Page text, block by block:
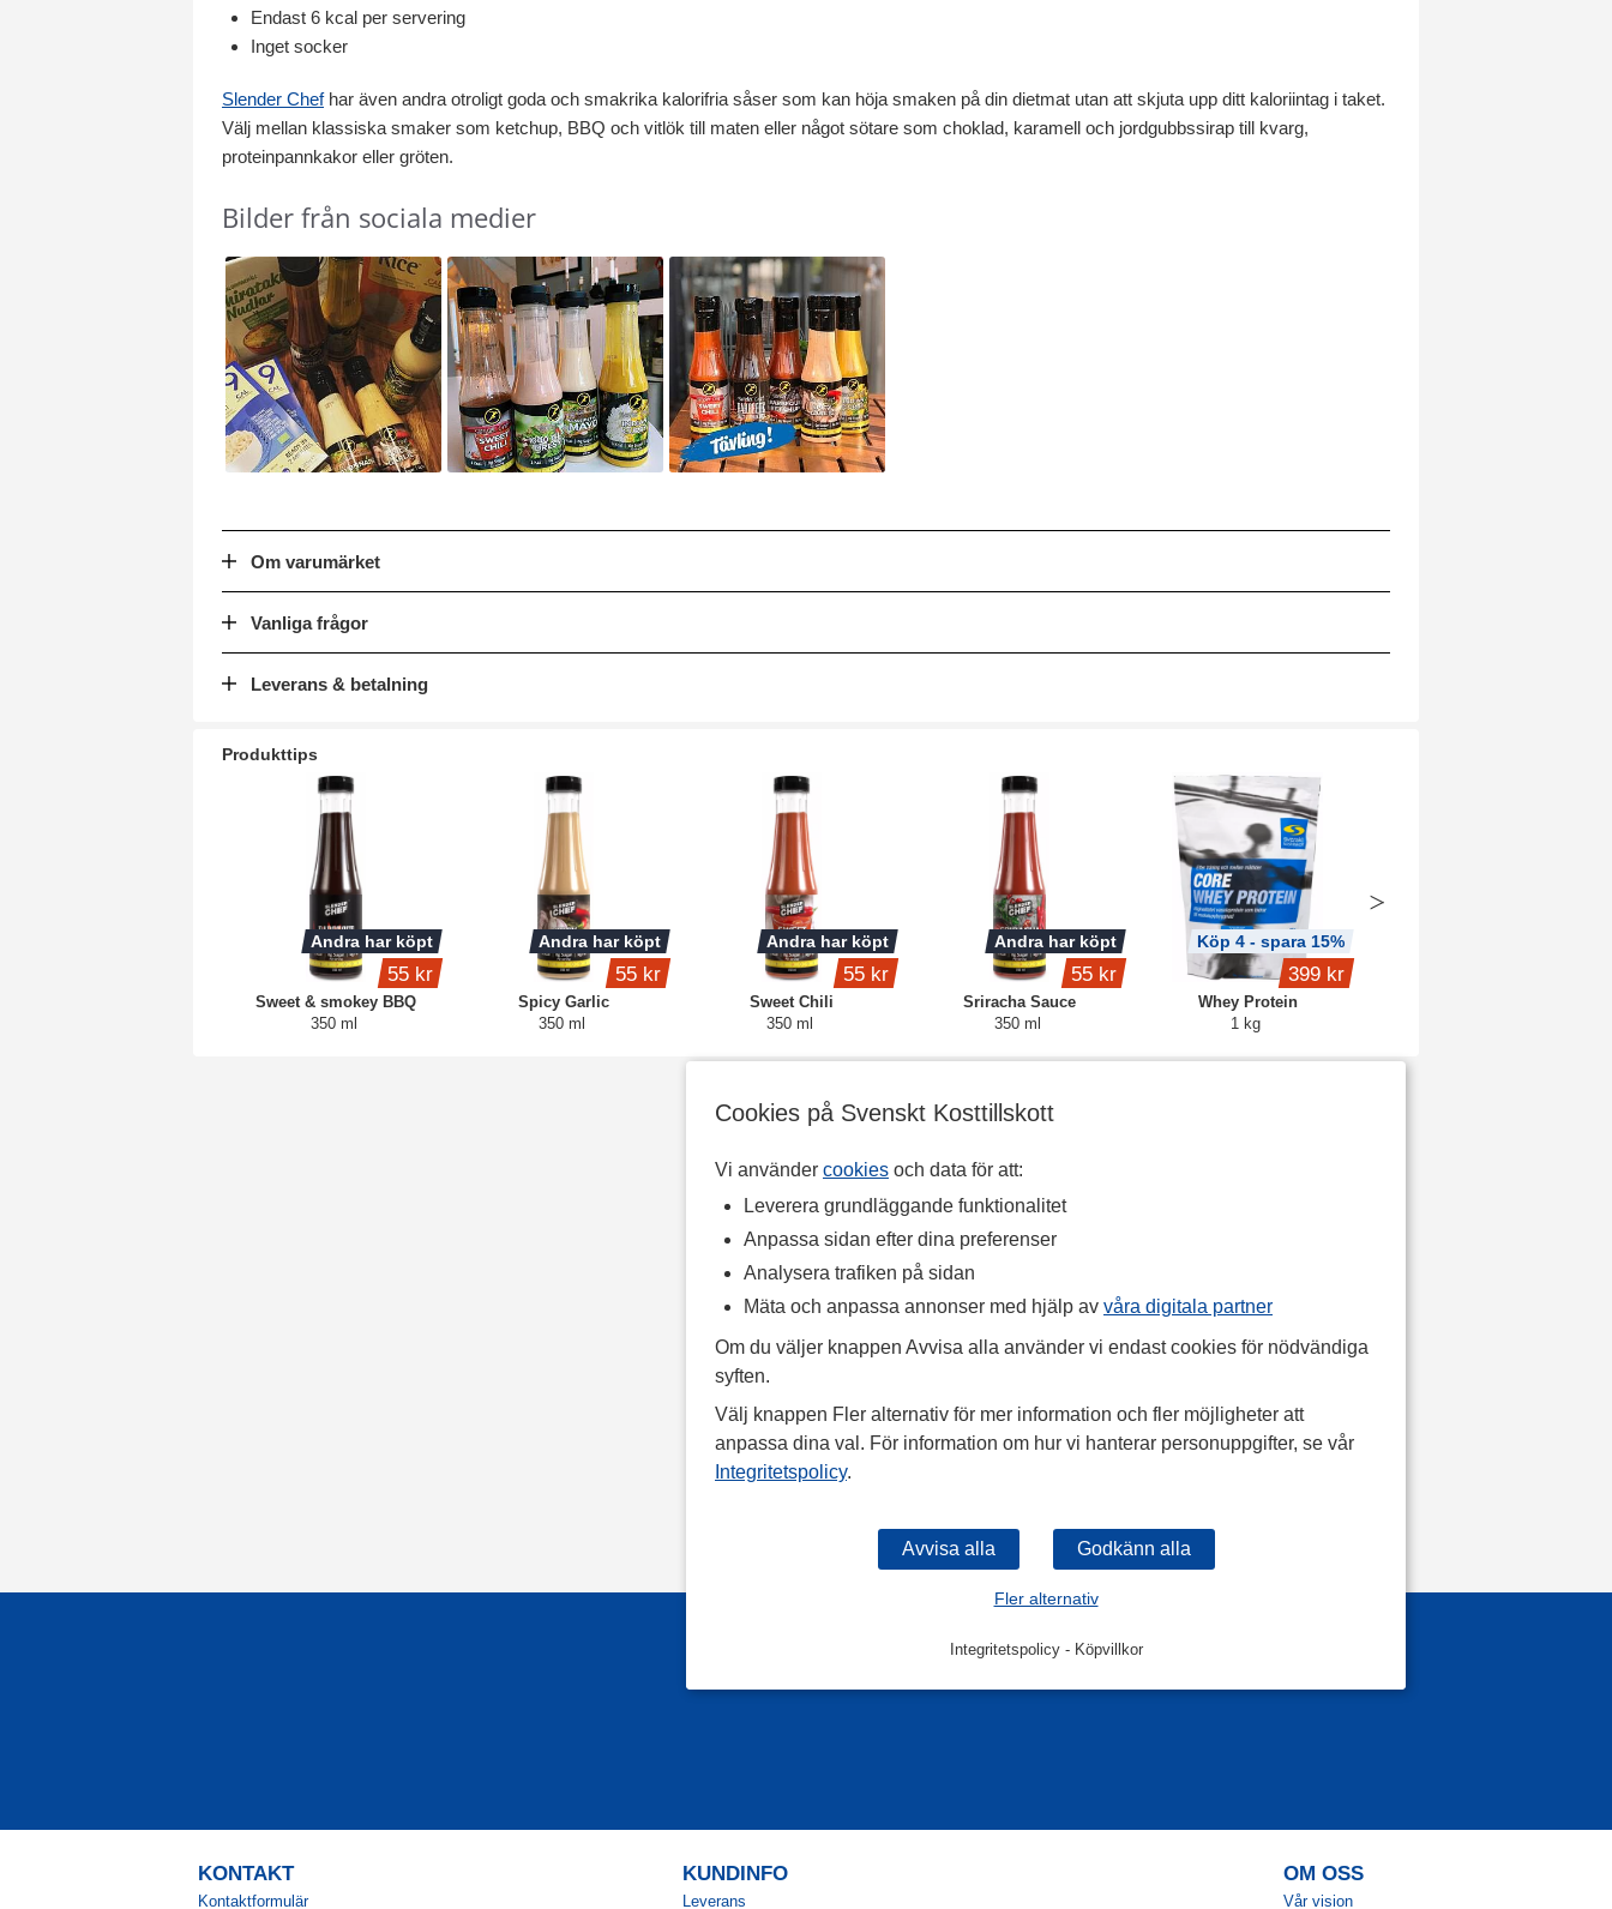
Cookies på Svenskt Kosttillskott
Vi använder cookies och data för att:
Leverera grundläggande funktionalitet
Anpassa sidan efter dina preferenser
Analysera trafiken på sidan
Mäta och anpassa annonser med hjälp av våra digitala partner
Om du väljer knappen Avvisa alla använder vi endast cookies för nödvändiga
syften.
Välj knappen Fler alternativ för mer information och fler möjligheter att
anpassa dina val. För information om hur vi hanterar personuppgifter, se vår
Integritetspolicy.
Fler alternativ
Integritetspolicy- Köpvillkor
Endast 6 kcal per servering
Inget socker
Slender Chefhar även andra otroligt goda och smakrika kalorifria såser som kan höja smaken på din dietmat utan att skjuta upp ditt kaloriintag i taket.
Välj mellan klassiska smaker som ketchup, BBQ och vitlök till maten eller något sötare som choklad, karamell och jordgubbssirap till kvarg,
proteinpannkakor eller gröten.
Slideshow
Slide
controls
Bilder från sociala medier
Om varumärket
Vanliga frågor
Leverans & betalning
Produkttips
Sweet & smokey BBQ
350 ml
Andra har köpt
55 kr
Spicy Garlic
350 ml
Andra har köpt
55 kr
Sweet Chili
350 ml
Andra har köpt
55 kr
Sriracha Sauce
350 ml
Andra har köpt
55 kr
Whey Protein
1 kg
Köp 4 - spara 15%
399 kr
KONTAKT
Kontaktformulär
KUNDINFO
Leverans
OM OSS
Vår vision